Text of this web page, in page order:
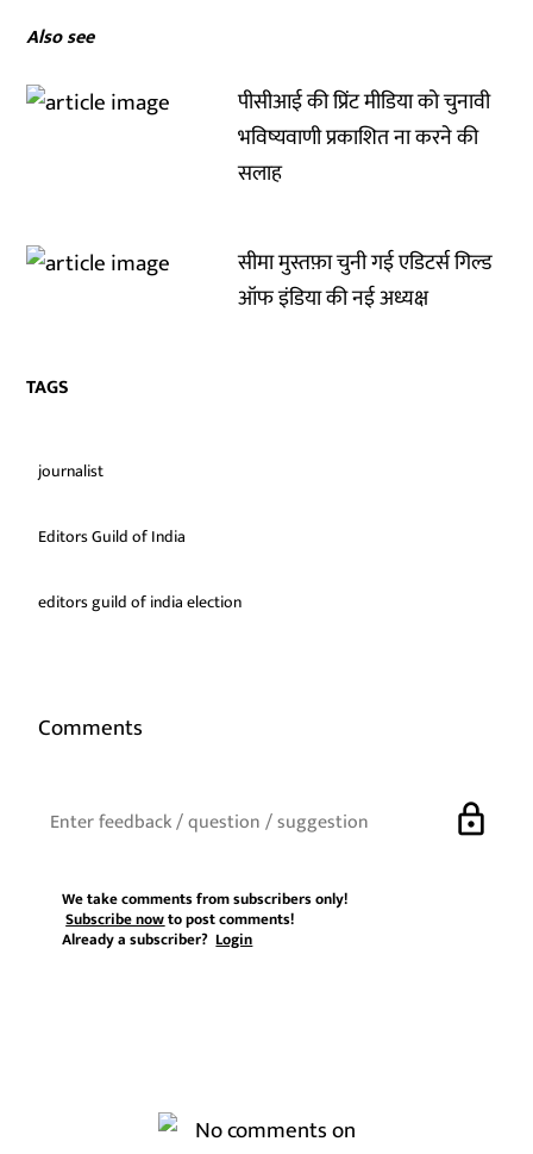
Also see
पीसीआई की प्रिंट मीडिया को चुनावी
भविष्यवाणी प्रकाशित ना करने की
सलाह
सीमा मुस्तफ़ा चुनी गई एडिटर्स गिल्ड
ऑफ इंडिया की नई अध्यक्ष
TAGS
journalist
Editors Guild of India
editors guild of india election
Comments
lock
We take comments from subscribers only!
Subscribe nowto post comments!
Already a subscriber?Login